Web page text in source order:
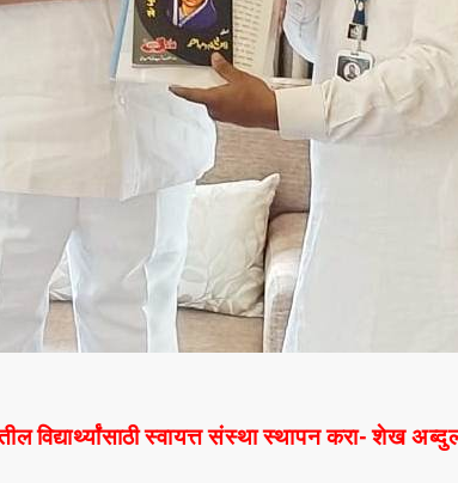
विद्यार्थ्यांसाठी स्वायत्त संस्था स्थापन करा- शेख